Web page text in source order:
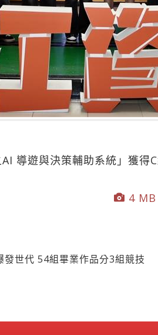
導遊與決策輔助系統」獲得
4
世代 54組畢業作品分3組競技